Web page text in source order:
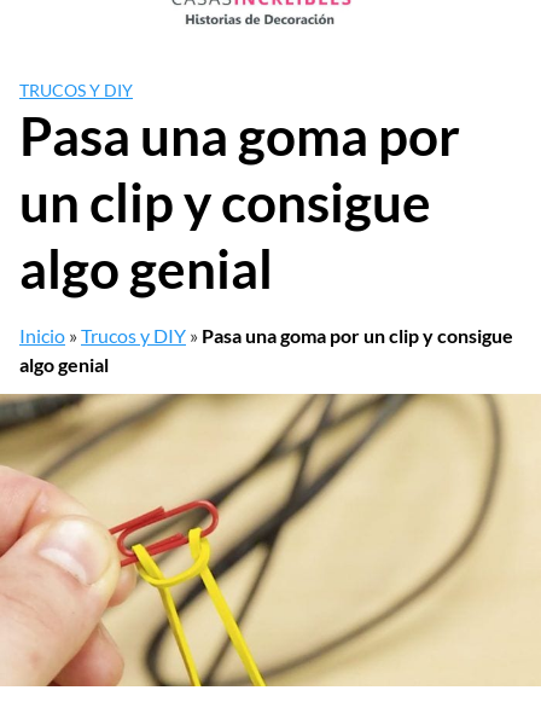
TRUCOS Y DIY
Pasa una goma por
un clip y consigue
algo genial
Inicio »Trucos y DIY » Pasa una goma por un clip y consigue
algo genial